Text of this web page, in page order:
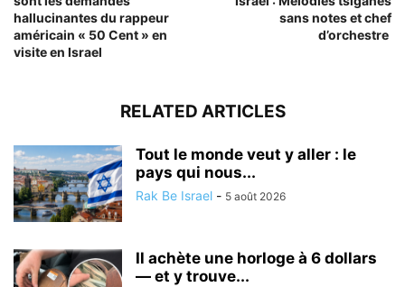
hallucinantes du rappeur
américain « 50 Cent » en
visite en Israel
sans notes et chef
d’orchestre
RELATED ARTICLES
Tout le monde veut y aller : le
pays qui nous...
Rak Be Israel - 5 août 2026
Il achète une horloge à 6 dollars
— et y trouve...